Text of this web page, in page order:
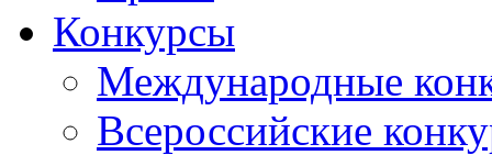
Конкурсы
Международные
Всероссийские